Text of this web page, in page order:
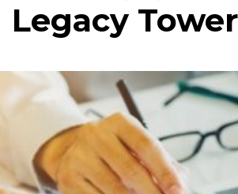
Legacy Tower